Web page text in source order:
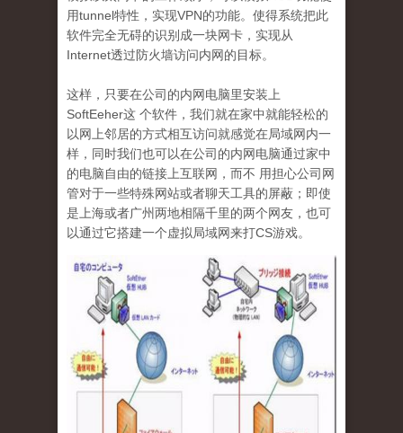
用tunnel特性，实现VPN的功能。使得系统把此
软件完全无碍的识别成一块网卡，实现从
Internet透过防火墙访问内网的目标。
这样 ，只要在公司的内网电脑里安装上
SoftEeher这 个软件，我们就在家中就能轻松的
以网上邻居的方式相互访问就感觉在局域网内一
样，同时我们也可以在公司的内网电脑通过家中
的电脑自由的链接上互联网，而不 用担心公司网
管对于一些特殊网站或者聊天工具的屏蔽；即使
是上海或者广州两地相隔千里的两个网友，也可
以通过它搭建一个虚拟局域网来打CS游戏。